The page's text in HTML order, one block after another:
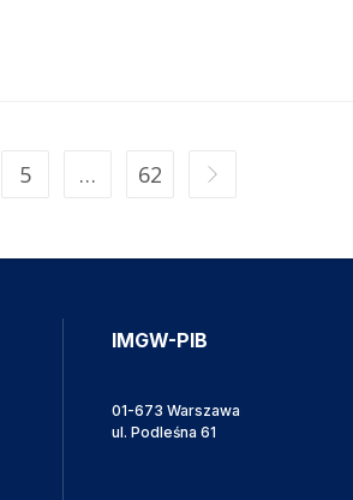
5 … 62
IMGW-PIB
01-673 Warszawa
ul. Podleśna 61